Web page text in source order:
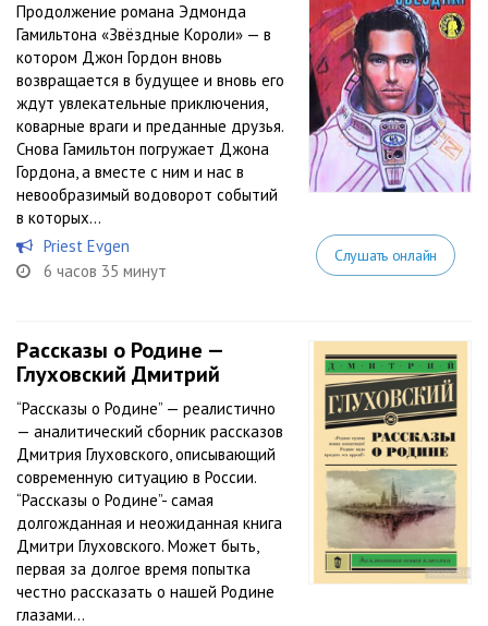
Продолжение романа Эдмонда
Гамильтона «Звёздные Короли» — в
котором Джон Гордон вновь
возвращается в будущее и вновь его
ждут увлекательные приключения,
коварные враги и преданные друзья.
Снова Гамильтон погружает Джона
Гордона, а вместе с ним и нас в
невообразимый водоворот событий
в которых...
Priest Evgen
6 часов 35 минут
Слушать онлайн
Рассказы о Родине —
Глуховский Дмитрий
“Рассказы о Родине” — реалистично
— аналитический сборник рассказов
Дмитрия Глуховского, описывающий
современную ситуацию в России.
“Рассказы о Родине”- самая
долгожданная и неожиданная книга
Дмитри Глуховского. Может быть,
первая за долгое время попытка
честно рассказать о нашей Родине
глазами...